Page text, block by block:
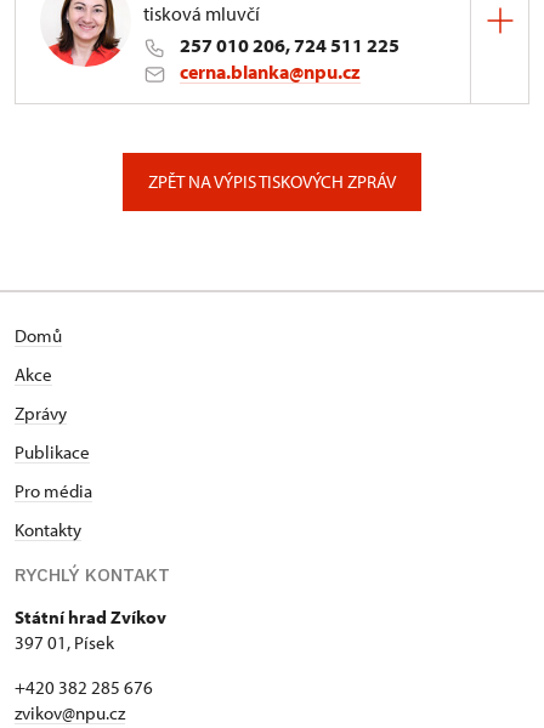
tisková mluvčí
257 010 206, 724 511 225
cerna.blanka@npu.cz
ZPĚT NA VÝPIS TISKOVÝCH ZPRÁV
Domů
Akce
Zprávy
Publikace
Pro média
Kontakty
RYCHLÝ KONTAKT
Státní hrad Zvíkov
397 01, Písek
+420 382 285 676
zvikov@npu.cz